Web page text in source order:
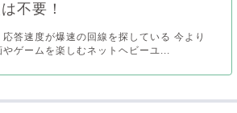
不要！
答速度が爆速の回線を探している 今より
ゲームを楽しむネットヘビーユ...